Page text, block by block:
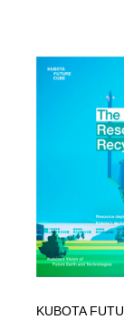
KUBOTA